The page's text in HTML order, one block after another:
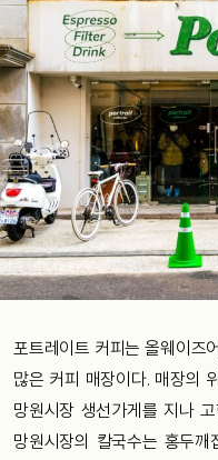
포트레이트 커피는 올웨이즈
많은 커피 매장이다. 매장의
망원시장 생선가게를 지나
망원시장의 칼국수는 홍두